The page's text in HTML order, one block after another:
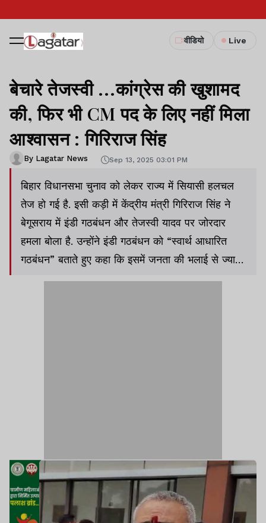
वीडियो Live
बेचारे तेजस्वी ...कांग्रेस की खुशामद
की, फिर भी CM पद के लिए नहीं मिला
आश्वासन : गिरिराज सिंह
By Lagatar News Sep 13, 2025 03:01 PM
बिहार विधानसभा चुनाव को लेकर राज्य में सियासी हलचल
तेज हो गई है. इसी कड़ी में केंद्रीय मंत्री गिरिराज सिंह ने
बेगूसराय में इंडी गठबंधन और तेजस्वी यादव पर जोरदार
हमला बोला है. उन्होंने इंडी गठबंधन को “स्वार्थ आधारित
गठबंधन” बताते हुए कहा कि इसमें जनता की भलाई से ज्यादा